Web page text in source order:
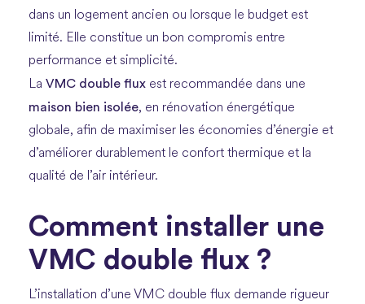
dans un logement ancien ou lorsque le budget est
limité. Elle constitue un bon compromis entre
performance et simplicité.
La VMC double flux est recommandée dans une
maison bien isolée, en rénovation énergétique
globale, afin de maximiser les économies d’énergie et
d’améliorer durablement le confort thermique et la
qualité de l’air intérieur.
Comment installer une
VMC double flux ?
L’installation d’une VMC double flux demande rigueur